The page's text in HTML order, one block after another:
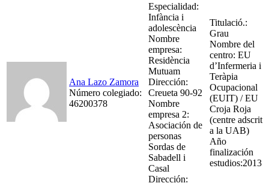
Ana Lazo Zamora
Número colegiado:
46200378
Especialidad:
Infància i
adolescència
Nombre
empresa:
Residència
Mutuam
Dirección:
Creueta 90-92
Nombre
empresa 2:
Asociación de
personas
Sordas de
Sabadell i
Casal
Dirección:
Titulació.:
Grau
Nombre del
centro: EU
d’Infermeria i
Teràpia
Ocupacional
(EUIT) / EU
Croja Roja
(centre adscrit
a la UAB)
Año
finalización
estudios:2013